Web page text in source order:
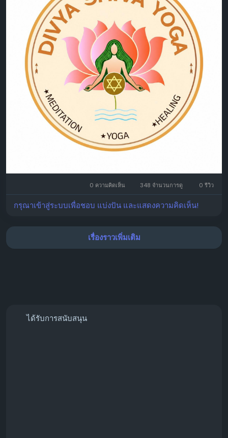
0 ความคิดเห็น 348 จำนวนการดู 0 รีวิว
กรุณาเข้าสู่ระบบเพื่อชอบ แบ่งปัน และแสดงความคิดเห็น!
เรื่องราวเพิ่มเติม
ได้รับการสนับสนุน